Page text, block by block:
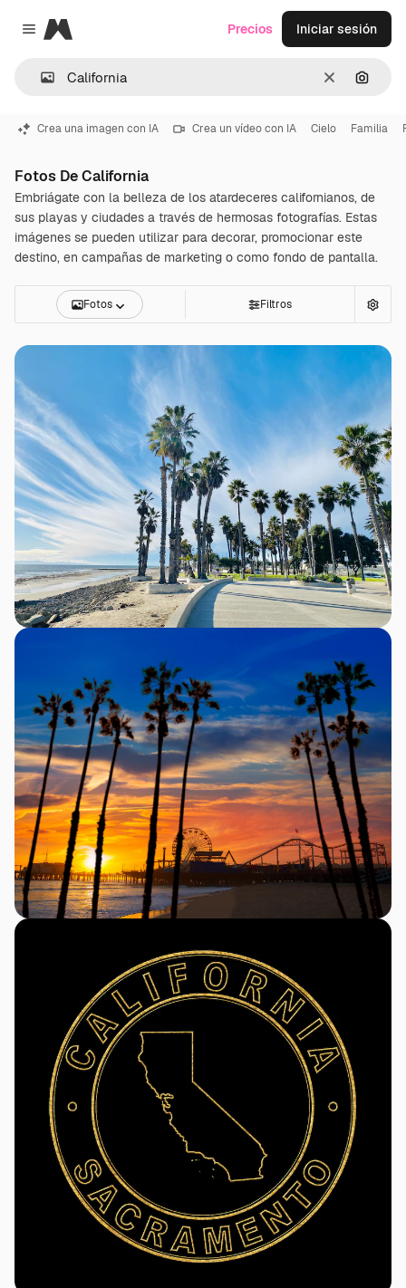
Close menu
Magnific
Borrar
Precios Iniciar sesión
Crea una imagen con IA Crea un vídeo con IA Cielo Familia
Fotos De California
Embriágate con la belleza de los atardeceres californianos, de
sus playas y ciudades a través de hermosas fotografías. Estas
imágenes se pueden utilizar para decorar, promocionar este
destino, en campañas de marketing o como fondo de pantalla.
Fotos Filtros